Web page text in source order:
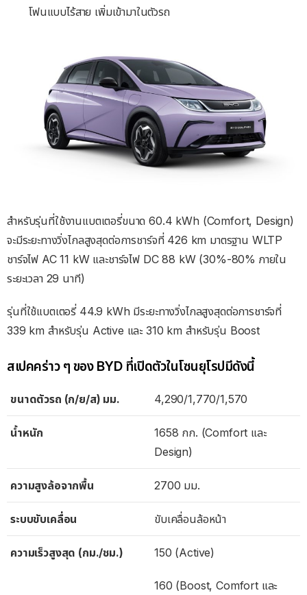
โฟนแบบไร้สาย เพิ่มเข้ามาในตัวรถ
สำหรับรุ่นที่ใช้งานแบตเตอรี่ขนาด 60.4 kWh (Comfort, Design)
จะมีระยะทางวิ่งไกลสูงสุดต่อการชาร์จที่ 426 km มาตรฐาน WLTP
ชาร์จไฟ AC 11 kW และชาร์จไฟ DC 88 kW (30%-80% ภายใน
ระยะเวลา 29 นาที)
รุ่นที่ใช้แบตเตอรี่ 44.9 kWh มีระยะทางวิ่งไกลสูงสุดต่อการชาร์จที่
339 km สำหรับรุ่น Active และ 310 km สำหรับรุ่น Boost
สเปคคร่าว ๆ ของ BYD ที่เปิดตัวในโซนยุโรปมีดังนี้
ขนาดตัวรถ (ก/ย/ส) มม. 4,290/1,770/1,570
น้ำหนัก
1658 กก. (Comfort และ
Design)
ความสูงล้อจากพื้น 2700 มม.
ระบบขับเคลื่อน ขับเคลื่อนล้อหน้า
ความเร็วสูงสุด (กม./ชม.) 150 (Active)
160 (Boost, Comfort และ